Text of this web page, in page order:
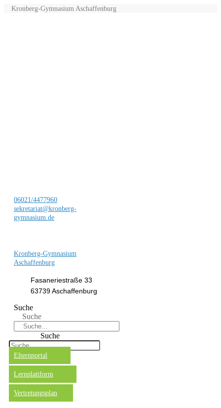
Kronberg-Gymnasium Aschaffenburg
06021/4477960
sekretariat@kronberg-
gymnasium.de
Kronberg-Gymnasium
Aschaffenburg
Fasaneriestraße 33
63739 Aschaffenburg
Suche
Suche
Suche
Elternportal
Lernplattform
Vertretungsplan